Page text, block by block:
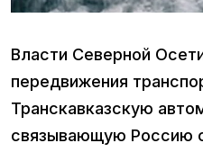
Власти Северной
передвижения
Транскавказскую
связывающую Россию